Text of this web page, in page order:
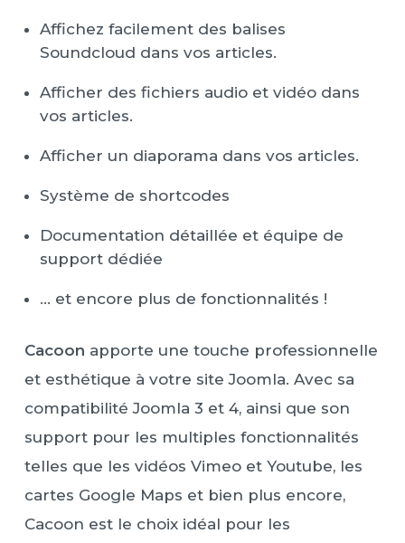
Affichez facilement des balises
Soundcloud dans vos articles.
Afficher des fichiers audio et vidéo dans
vos articles.
Afficher un diaporama dans vos articles.
Système de shortcodes
Documentation détaillée et équipe de
support dédiée
… et encore plus de fonctionnalités !
Cacoon apporte une touche professionnelle
et esthétique à votre site Joomla. Avec sa
compatibilité Joomla 3 et 4, ainsi que son
support pour les multiples fonctionnalités
telles que les vidéos Vimeo et Youtube, les
cartes Google Maps et bien plus encore,
Cacoon est le choix idéal pour les